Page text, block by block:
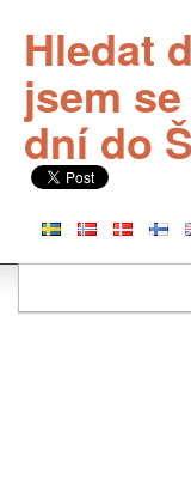
Hledat
jsem
dní do